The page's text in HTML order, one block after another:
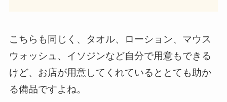
こちらも同じく、タオル、ローション、マウス
ウォッシュ、イソジンなど自分で用意もできる
けど、お店が用意してくれているととても助か
る備品ですよね。